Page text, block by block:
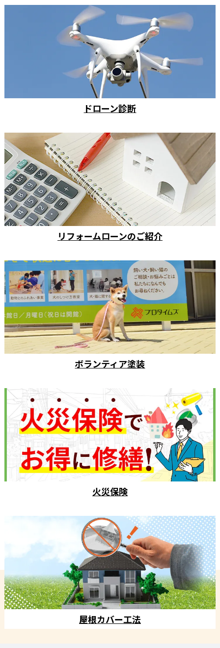
ドローン診断
リフォームローンのご紹介
ボランティア塗装
火災保険
屋根カバー工法